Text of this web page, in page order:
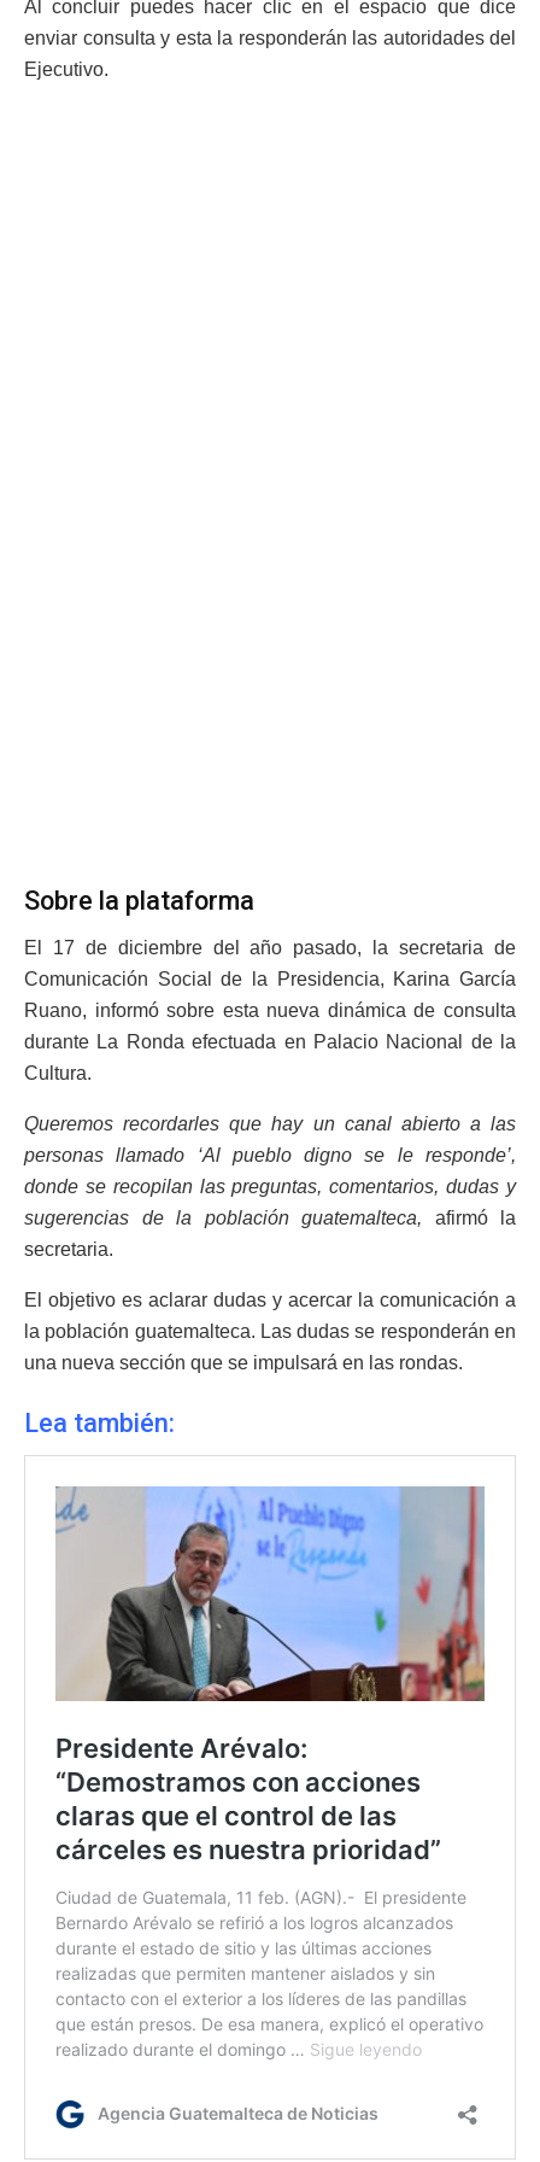
Al concluir puedes hacer clic en el espacio que dice
enviar consulta y esta la responderán las autoridades del
Ejecutivo.
Sobre la plataforma
El 17 de diciembre del año pasado, la secretaria de
Comunicación Social de la Presidencia, Karina García
Ruano, informó sobre esta nueva dinámica de consulta
durante La Ronda efectuada en Palacio Nacional de la
Cultura.
Queremos recordarles que hay un canal abierto a las
personas llamado ‘Al pueblo digno se le responde’,
donde se recopilan las preguntas, comentarios, dudas y
sugerencias de la población guatemalteca, afirmó la
secretaria.
El objetivo es aclarar dudas y acercar la comunicación a
la población guatemalteca. Las dudas se responderán en
una nueva sección que se impulsará en las rondas.
Lea también: